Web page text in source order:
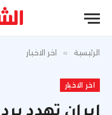
الرئيسية » اخر الاخبار
اخر الاخبار